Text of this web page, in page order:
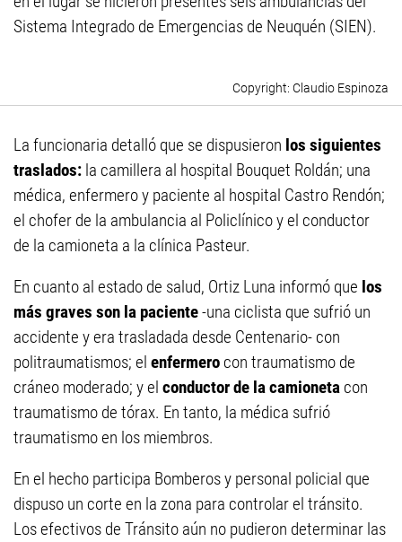
Sistema Integrado de Emergencias de Neuquén (SIEN).
Claudio Espinoza
La funcionaria detalló que se dispusieron los siguientes
traslados: la camillera al hospital Bouquet Roldán; una
médica, enfermero y paciente al hospital Castro Rendón;
el chofer de la ambulancia al Policlínico y el conductor
de la camioneta a la clínica Pasteur.
En cuanto al estado de salud, Ortiz Luna informó que los
más graves son la paciente-una ciclista que sufrió un
accidente y era trasladada desde Centenario- con
politraumatismos; el enfermero con traumatismo de
cráneo moderado; y el conductor de la camioneta con
traumatismo de tórax. En tanto, la médica sufrió
traumatismo en los miembros.
En el hecho participa Bomberos y personal policial que
dispuso un corte en la zona para controlar el tránsito.
Los efectivos de Tránsito aún no pudieron determinar las